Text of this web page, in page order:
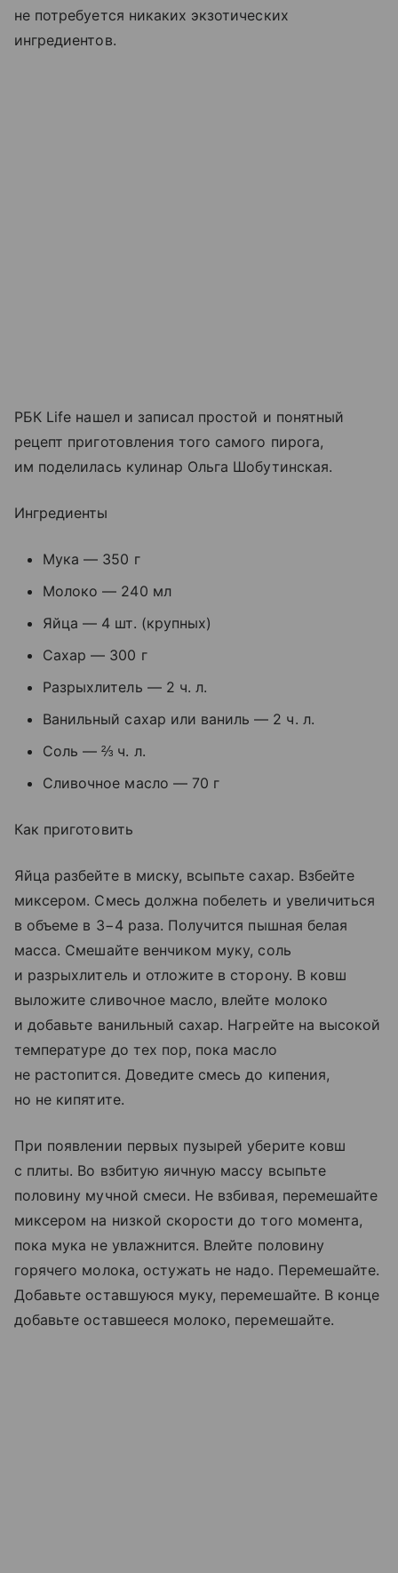
не потребуется никаких экзотических
ингредиентов.
РБК Life нашел и записал простой и понятный
рецепт приготовления того самого пирога,
им поделилась кулинар Ольга Шобутинская.
Ингредиенты
Мука — 350 г
Молоко — 240 мл
Яйца — 4 шт. (крупных)
Сахар — 300 г
Разрыхлитель — 2 ч. л.
Ванильный сахар или ваниль — 2 ч. л.
Соль — ⅔ ч. л.
Сливочное масло — 70 г
Как приготовить
Яйца разбейте в миску, всыпьте сахар. Взбейте
миксером. Смесь должна побелеть и увеличиться
в объеме в 3−4 раза. Получится пышная белая
масса. Смешайте венчиком муку, соль
и разрыхлитель и отложите в сторону. В ковш
выложите сливочное масло, влейте молоко
и добавьте ванильный сахар. Нагрейте на высокой
температуре до тех пор, пока масло
не растопится. Доведите смесь до кипения,
но не кипятите.
При появлении первых пузырей уберите ковш
с плиты. Во взбитую яичную массу всыпьте
половину мучной смеси. Не взбивая, перемешайте
миксером на низкой скорости до того момента,
пока мука не увлажнится. Влейте половину
горячего молока, остужать не надо. Перемешайте.
Добавьте оставшуюся муку, перемешайте. В конце
добавьте оставшееся молоко, перемешайте.